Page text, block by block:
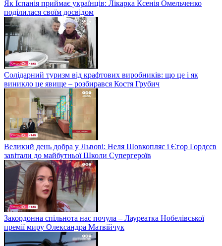
Як Іспанія приймає українців: Лікарка Ксенія Омельченко
поділилася своїм досвідом
Солідарний туризм від крафтових виробників: що це і як
виникло це явище – розбирався Костя Грубич
Великий день добра у Львові: Неля Шовкопляс і Єгор Гордєєв
завітали до майбутньої Школи Супергероїв
Закордонна спільнота нас почула – Лауреатка Нобелівської
премії миру Олександра Матвійчук